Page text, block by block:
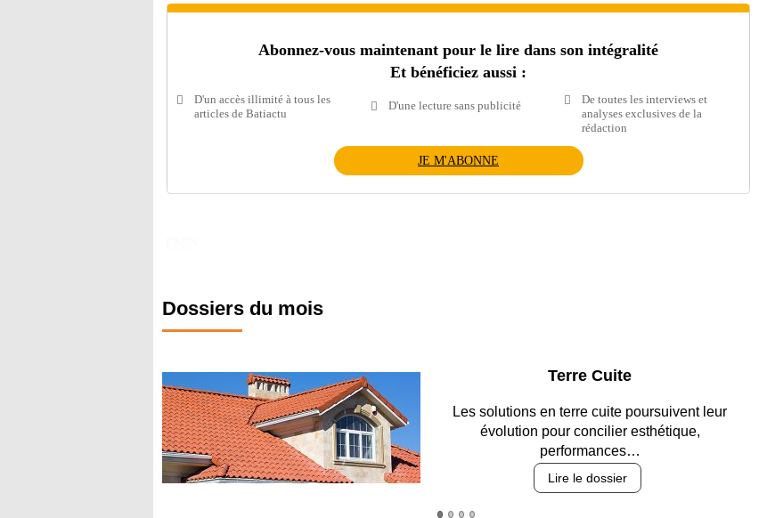
Abonnez-vous maintenant pour le lire dans son intégralité
Et bénéficiez aussi :
D'un accès illimité à tous les
articles de Batiactu
D'une lecture sans publicité
De toutes les interviews et
analyses exclusives de la
rédaction
JE M'ABONNE
Dossiers du mois
Parking et garages
Entre circulation, sécurisation des accès, durabilité
des revêtements et intégration…
Lire le dossier